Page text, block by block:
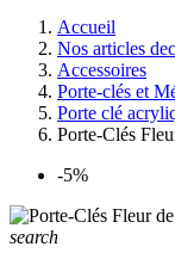
Accueil
Nos articles
Accessoires
Porte-clés et
Porte clé
Porte-Clés
-5%
search